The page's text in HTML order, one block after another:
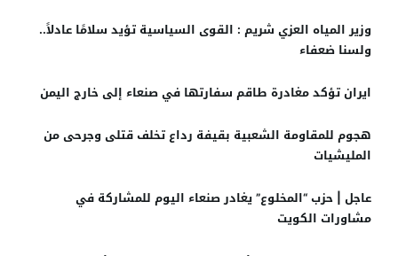
وزير المياه العزي شريم : القوى السياسية تؤيد سلامًا عادلاً..
ولسنا ضعفاء
ايران تؤكد مغادرة طاقم سفارتها في صنعاء إلى خارج اليمن
هجوم للمقاومة الشعبية بقيفة رداع تخلف قتلى وجرحى من
المليشيات
عاجل | حزب “المخلوع” يغادر صنعاء اليوم للمشاركة في
مشاورات الكويت